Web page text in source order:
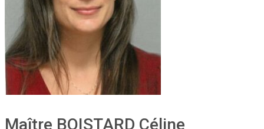
Maître BOISTARD Céline